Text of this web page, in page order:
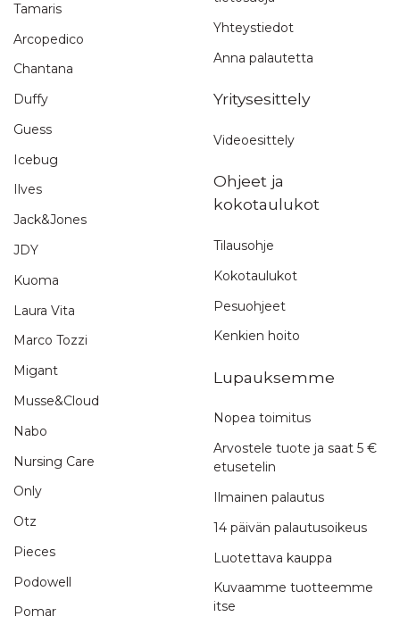
Tamaris
Arcopedico
Chantana
Duffy
Guess
Icebug
Ilves
Jack&Jones
JDY
Kuoma
Laura Vita
Marco Tozzi
Migant
Musse&Cloud
Nabo
Nursing Care
Only
Otz
Pieces
Podowell
Pomar
Yhteystiedot
Anna palautetta
Yritysesittely
Videoesittely
Ohjeet ja
kokotaulukot
Tilausohje
Kokotaulukot
Pesuohjeet
Kenkien hoito
Lupauksemme
Nopea toimitus
Arvostele tuote ja saat 5 €
etusetelin
Ilmainen palautus
14 päivän palautusoikeus
Luotettava kauppa
Kuvaamme tuotteemme
itse